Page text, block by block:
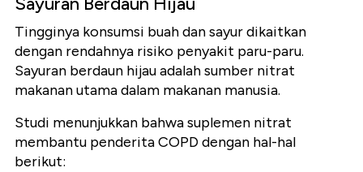
Tingginya konsumsi buah dan sayur dikaitkan
dengan rendahnya risiko penyakit paru-paru.
Sayuran berdaun hijau adalah sumber nitrat
makanan utama dalam makanan manusia.
Studi menunjukkan bahwa suplemen nitrat
membantu penderita COPD dengan hal-hal
berikut: